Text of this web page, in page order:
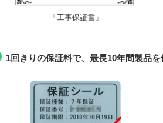
「工事保証書」
1回きりの保証料で、最長10年間製品を